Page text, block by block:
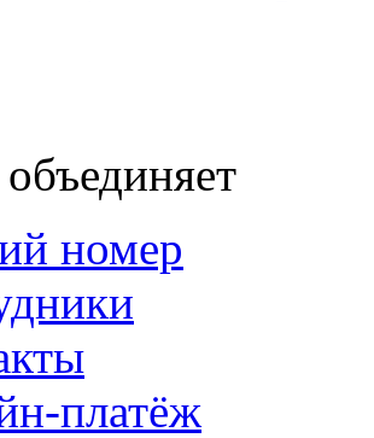
номер
платёж